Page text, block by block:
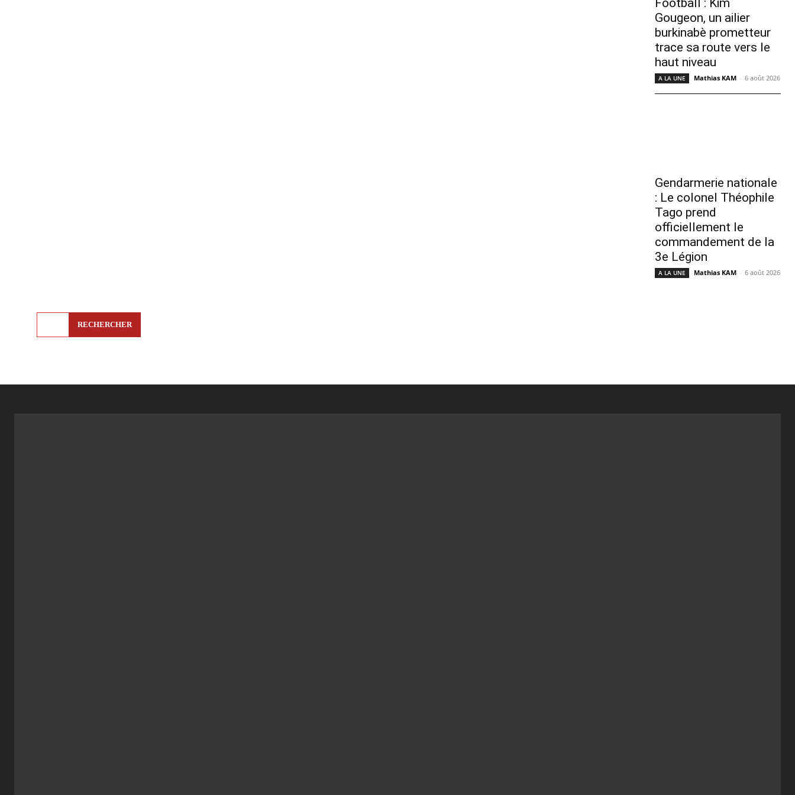
RECHERCHER
Football : Kim
Gougeon, un ailier
burkinabè prometteur
trace sa route vers le
haut niveau
A LA UNE Mathias KAM - 6 août 2026
Gendarmerie nationale
: Le colonel Théophile
Tago prend
officiellement le
commandement de la
3e Légion
A LA UNE Mathias KAM - 6 août 2026